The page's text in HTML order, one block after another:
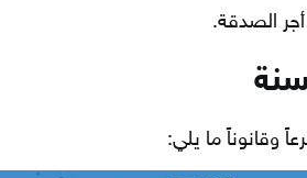
الصدقة.
وقانوناً ما يلي: